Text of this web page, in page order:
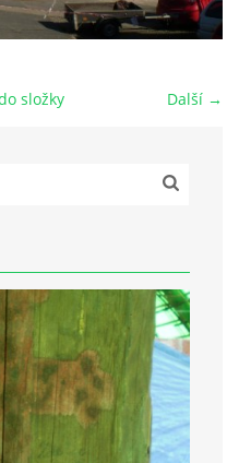
v Choceradech z.s.
4
614
Další →
složky